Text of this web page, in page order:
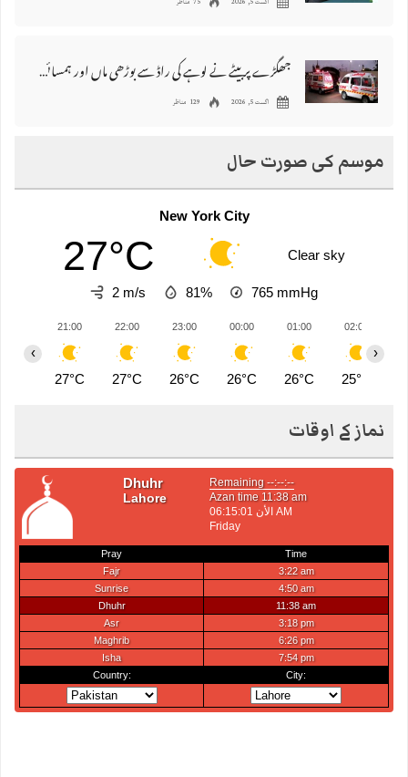
جھگڑے پر بیٹے نے لوہے کی راڈ سے بوڑھی ماں اور ہمسائی کو قتل کردیا
اگست 5, 2026 129 مناظر
موسم کی صورت حال
New York City
27°C Clear sky
2 m/s 81% 765 mmHg
21:00
27°C
22:00
27°C
23:00
26°C
00:00
26°C
01:00
26°C
02:00
25°C
‹ ›
نماز کے اوقات